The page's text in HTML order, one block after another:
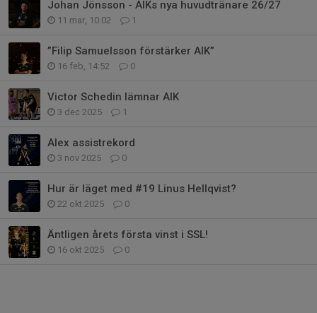
Johan Jönsson - AIKs nya huvudtränare 26/27
11 mar, 10:02 1
”Filip Samuelsson förstärker AIK”
16 feb, 14:52 0
Victor Schedin lämnar AIK
3 dec 2025 1
Alex assistrekord
3 nov 2025 0
Hur är läget med #19 Linus Hellqvist?
22 okt 2025 0
Äntligen årets första vinst i SSL!
16 okt 2025 0